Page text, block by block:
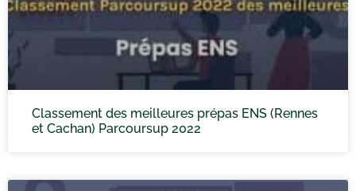
Classement des meilleures prépas ENS (Rennes
et Cachan) Parcoursup 2022